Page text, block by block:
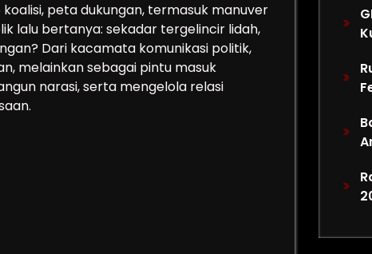
peta dukungan, termasuk manuver
lalu bertanya: sekadar tergelincir lidah,
Dari kacamata komunikasi politik,
melainkan sebagai pintu masuk
narasi, serta mengelola relasi